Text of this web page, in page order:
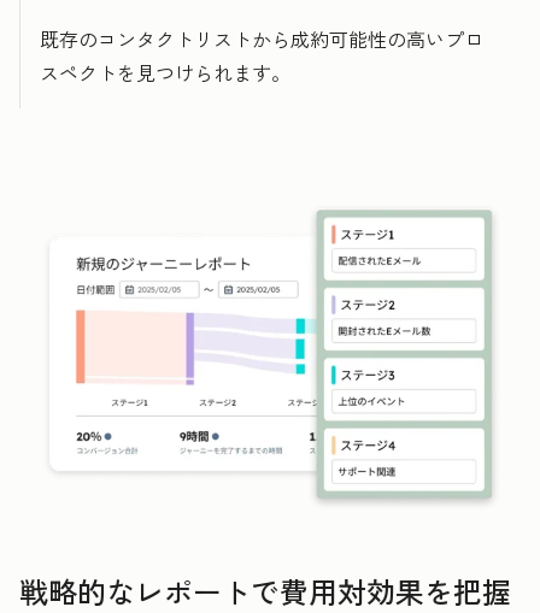
既存のコンタクトリストから成約可能性の高いプロ
スペクトを見つけられます。
戦略的なレポートで費用対効果を把握